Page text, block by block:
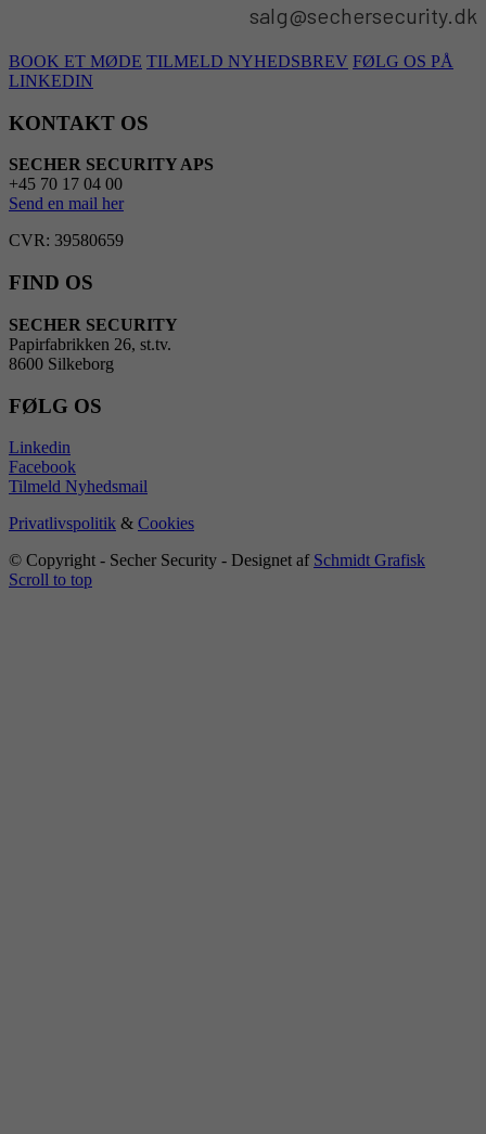
salg@sechersecurity.dk
BOOK ET MØDE TILMELD NYHEDSBREV FØLG OS PÅ
LINKEDIN
KONTAKT OS
SECHER SECURITY APS
+45 70 17 04 00
Send en mail her
CVR: 39580659
FIND OS
SECHER SECURITY
Papirfabrikken 26, st.tv.
8600 Silkeborg
FØLG OS
Linkedin
Facebook
Tilmeld Nyhedsmail
Privatlivspolitik & Cookies
© Copyright - Secher Security - Designet af Schmidt Grafisk
Scroll to top